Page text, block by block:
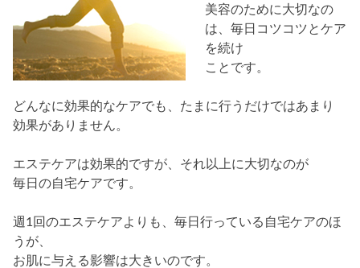
美容のために大切なの
は、毎日コツコツとケア
を続け
ことです。
どんなに効果的なケアでも、たまに行うだけではあまり
効果がありません。
エステケアは効果的ですが、それ以上に大切なのが
毎日の自宅ケアです。
週1回のエステケアよりも、毎日行っている自宅ケアのほ
うが、
お肌に与える影響は大きいのです。